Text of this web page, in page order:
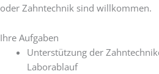
oder Zahntechnik sind willkommen.
Ihre Aufgaben
Unterstützung der
Laborablauf